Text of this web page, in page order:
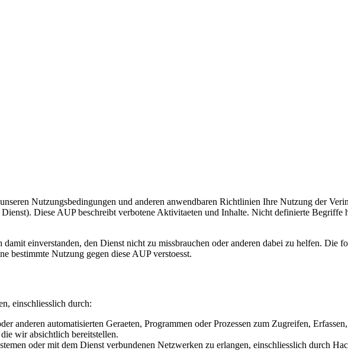
Nutzungsbedingungen und anderen anwendbaren Richtlinien Ihre Nutzung der
Diese AUP beschreibt verbotene Aktivitaeten und Inhalte. Nicht definierte Begriffe
einverstanden, den Dienst nicht zu missbrauchen oder anderen dabei zu helfen. Die
bestimmte Nutzung gegen diese AUP verstoesst.
einschliesslich durch:
anderen automatisierten Geraeten, Programmen oder Prozessen zum Zugreifen,
wir absichtlich bereitstellen.
oder mit dem Dienst verbundenen Netzwerken zu erlangen, einschliesslich durch